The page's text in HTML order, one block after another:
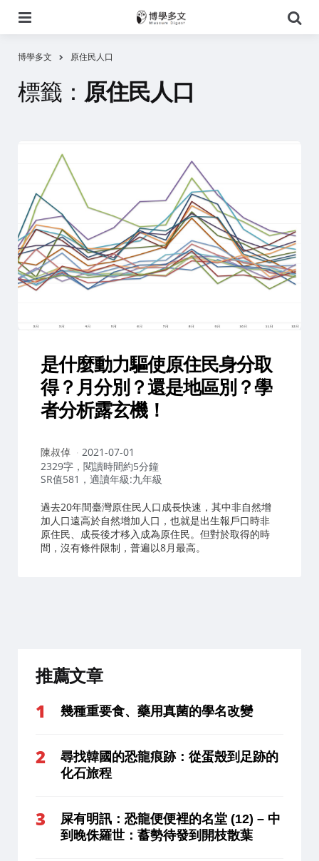
尋
博學多文 原住民人口
標籤： 原住民人口
是什麼動力驅使原住民身分取
得？月分別？還是地區別？學
者分析露玄機！
作
者：
陳叔倬
2021-07-01
2329字，閱讀時間約5分鐘
SR值581，適讀年級:九年級
過去20年間臺灣原住民人口成長快速，其中非自然增
加人口遠高於自然增加人口，也就是出生報戶口時非
原住民、成長後才移入成為原住民。但對於取得的時
間，沒有條件限制，普遍以8月最高。
推薦文章
幾種重要食、藥用真菌的學名改變
尋找韓國的恐龍痕跡：從蛋殼到足跡的
化石旅程
屎有明訊：恐龍便便裡的名堂 (12) – 中
到晚侏羅世：蓄勢待發到開枝散葉